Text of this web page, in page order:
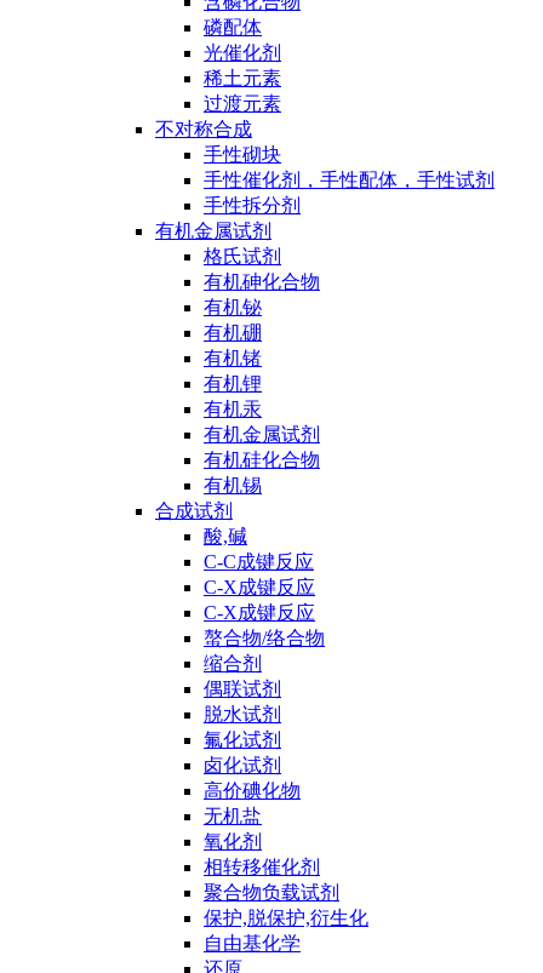
磷配体
光催化剂
稀土元素
过渡元素
不对称合成
手性砌块
手性催化剂，手性配体，手性试剂
手性拆分剂
有机金属试剂
格氏试剂
有机砷化合物
有机铋
有机硼
有机锗
有机锂
有机汞
有机金属试剂
有机硅化合物
有机锡
合成试剂
酸,碱
C-C成键反应
C-X成键反应
C-X成键反应
螯合物/络合物
缩合剂
偶联试剂
脱水试剂
氟化试剂
卤化试剂
高价碘化物
无机盐
氧化剂
相转移催化剂
聚合物负载试剂
保护,脱保护,衍生化
自由基化学